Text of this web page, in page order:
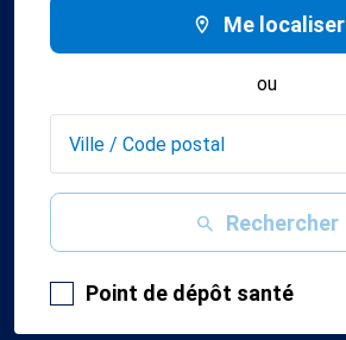
Me localiser
ou
Rechercher
Point de dépôt santé